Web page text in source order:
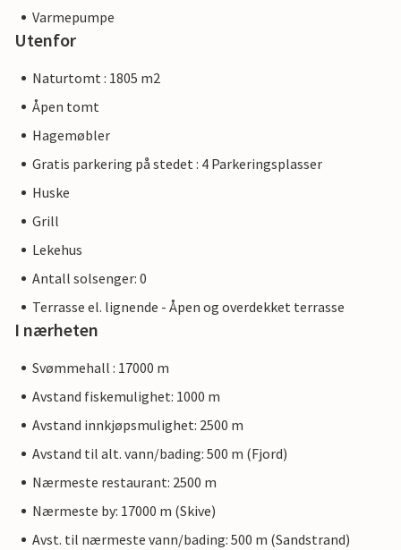
Varmepumpe
Utenfor
Naturtomt : 1805 m2
Åpen tomt
Hagemøbler
Gratis parkering på stedet : 4 Parkeringsplasser
Huske
Grill
Lekehus
Antall solsenger: 0
Terrasse el. lignende - Åpen og overdekket terrasse
I nærheten
Svømmehall : 17000 m
Avstand fiskemulighet: 1000 m
Avstand innkjøpsmulighet: 2500 m
Avstand til alt. vann/bading: 500 m (Fjord)
Nærmeste restaurant: 2500 m
Nærmeste by: 17000 m (Skive)
Avst. til nærmeste vann/bading: 500 m (Sandstrand)